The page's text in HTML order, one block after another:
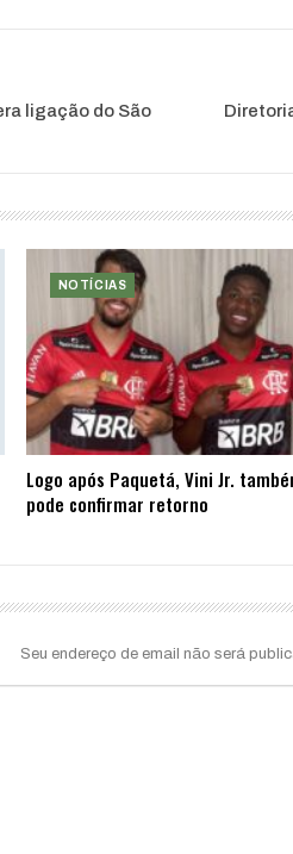
ligação do São
NOTÍCIAS
Logo após Paquetá, Vini Jr.
pode confirmar retorno
Seu endereço de email não será